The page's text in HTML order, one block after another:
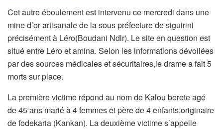
Cet autre éboulement est intervenu ce mercredi dans une
mine d’or artisanale de la sous préfecture de siguirini
précisément à Léro(Boudani Ndlr). Le site en question est
situé entre Léro et amina. Selon les informations dévoilées
par des sources médicales et sécuritaires,le drame a fait 5
morts sur place.
La première victime répond au nom de Kalou berete agé
de 45 ans marié à 4 femmes et père de 4 enfants,originaire
de fodekaria (Kankan). La deuxième victime s’appelle